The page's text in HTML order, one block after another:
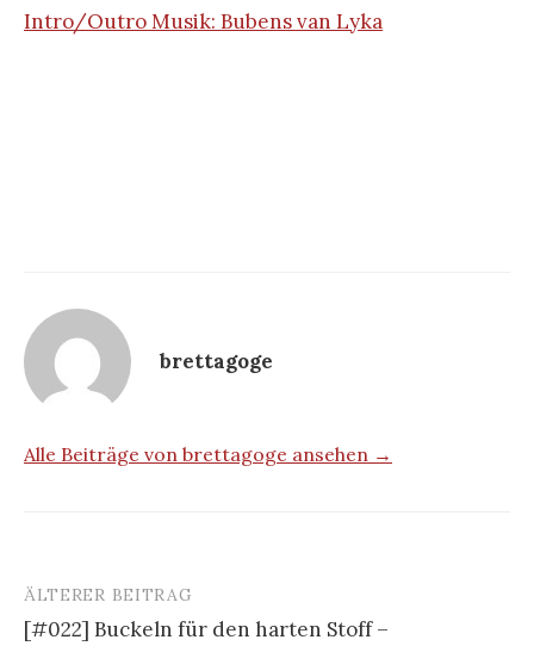
Intro/Outro Musik: Bubens van Lyka
brettagoge
Alle Beiträge von brettagoge ansehen →
Beitrags-
ÄLTERER BEITRAG
[#022] Buckeln für den harten Stoff –